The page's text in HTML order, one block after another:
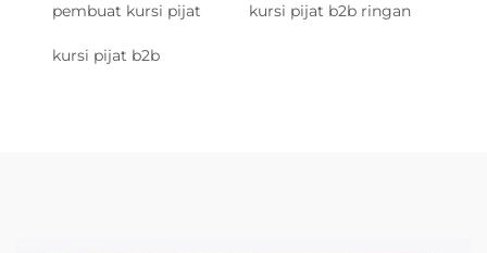
pembuat kursi pijat kursi pijat b2b ringan
kursi pijat b2b